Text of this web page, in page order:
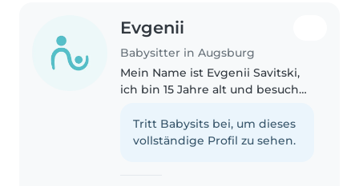
Evgenii
Babysitter in Augsburg
Mein Name ist Evgenii Savitski,
ich bin 15 Jahre alt und besuche
Ich würde von mir selber sagen,
dass ich relativ sportlich bin, da
Tritt Babysits bei, um dieses
vollständige Profil zu sehen.